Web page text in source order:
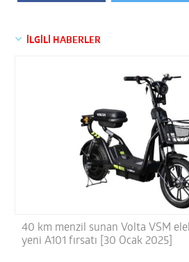
İLGİLİ HABERLER
40 km menzil sunan Volta VSM
yeni A101 fırsatı [30 Ocak 2025]